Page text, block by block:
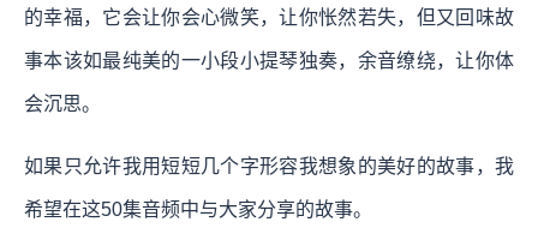
的幸福，它会让你会心微笑，让你怅然若失，但又回味故
事本该如最纯美的一小段小提琴独奏，余音缭绕，让你体
会沉思。
如果只允许我用短短几个字形容我想象的美好的故事，我
希望在这50集音频中与大家分享的故事。